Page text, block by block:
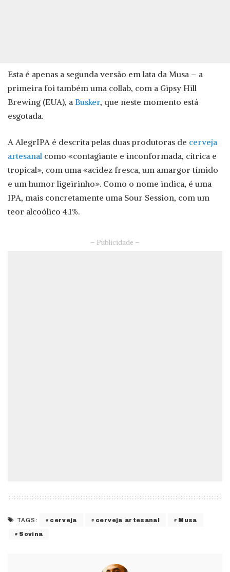
Esta é apenas a segunda versão em lata da Musa – a
primeira foi também uma collab, com a Gipsy Hill
Brewing (EUA), a Busker, que neste momento está
esgotada.
A AlegrIPA é descrita pelas duas produtoras de cerveja
artesanal como «contagiante e inconformada, cítrica e
tropical», com uma «acidez fresca, um amargor tímido
e um humor ligeirinho». Como o nome indica, é uma
IPA, mais concretamente uma Sour Session, com um
teor alcoólico 4.1%.
– Publicidade –
TAGS: cerveja cerveja artesanal Musa
Sovina